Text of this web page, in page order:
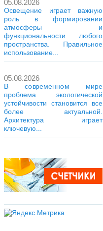
05.08.2026
Освещение играет важную
роль в формировании
атмосферы и
функциональности любого
пространства. Правильное
использование...
05.08.2026
В современном мире
проблема экологической
устойчивости становится все
более актуальной.
Архитектура играет
ключевую...